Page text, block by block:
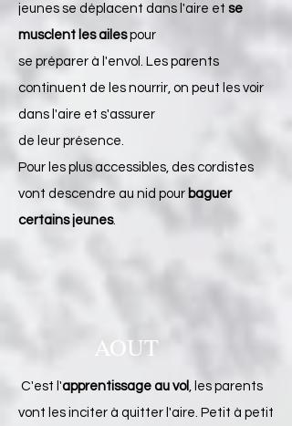
jeunes se déplacent dans l'aire et se
musclent les ailespour
se préparer à l'envol. Les parents
continuent de les nourrir, on peut les voir
dans l'aire et s'assurer
de leur présence.
Pour les plus accessibles, des cordistes
vont descendre au nid pour baguer
certains jeunes.
AOUT
C'est l'apprentissage au vol, les parents
vont les inciter à quitter l'aire. Petit à petit